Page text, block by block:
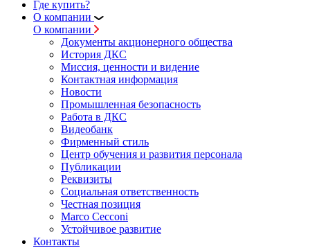
Где купить?
О компании
О компании
Документы акционерного общества
История ДКС
Миссия, ценности и видение
Контактная информация
Новости
Промышленная безопасность
Работа в ДКС
Видеобанк
Фирменный стиль
Центр обучения и развития персонала
Публикации
Реквизиты
Социальная ответственность
Честная позиция
Marco Cecconi
Устойчивое развитие
Контакты